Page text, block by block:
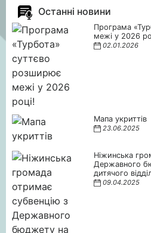
Останні новини
Програма
межі у 2026
02.01.2026
Мапа укриттів
23.06.2025
Ніжинська
Державного
дитячого
09.04.2025